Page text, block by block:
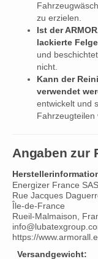
zu erzielen.
Ist der
lackierte
und
nicht.
Kann der
verwendet
entwickelt und
Fahrzeugteilen
Angaben zur
Energizer France SAS
Rue Jacques
Île-de-France
Rueil-Malmaison,
https://
Versandgewicht: